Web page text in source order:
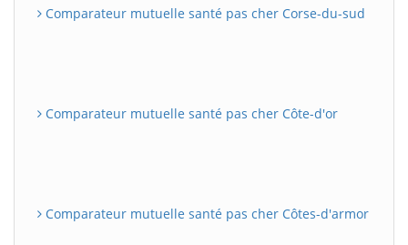
Comparateur mutuelle santé pas cher Corse-du-sud
Comparateur mutuelle santé pas cher Côte-d'or
Comparateur mutuelle santé pas cher Côtes-d'armor